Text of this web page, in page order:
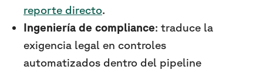
reporte directo.
Ingeniería de compliance: traduce la
exigencia legal en controles
automatizados dentro del pipeline